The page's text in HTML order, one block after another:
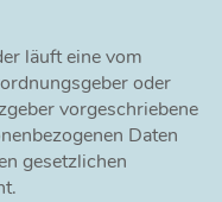
läuft eine vom
oder
vorgeschriebene
Daten
gesetzlichen